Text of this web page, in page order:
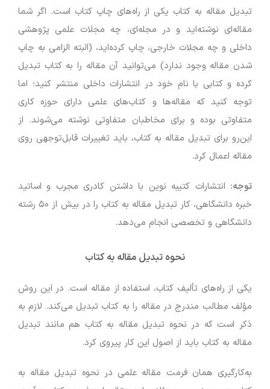
تبدیل مقاله به کتاب یکی از راه‌های چاپ کتاب است. اگر شما
مقاله‌ای نوشته‌اید و در مجله‌ای، چه مجلات علمی پژوهشی
داخلی و چه مجلات خارجی، چاپ کرده‌اید، (البته الزامی به چاپ
شدن مقاله وجود ندارد) می‌توانید آن مقاله را به کتاب تبدیل
کرده و کتابی با نام خود در انتشارات داخلی منتشر کنید؛ اما
توجه کنید که مقاله‌ها و کتاب‌های علمی دارای حوزه کاری
متفاوتی بوده و برای مخاطبان متفاوتی نوشته می‌شوند. از
این‌رو برای تبدیل مقاله به کتاب، باید تغییرات قابل‌توجهی روی
مقاله اعمال کرد.
توجه: انتشارات کتیبه نوین با داشتن کادری مجرب و اساتید
خبره دانشگاهی، کار تبدیل مقاله به کتاب را در بیش از ۵۰ رشته
دانشگاهی و تخصصی انجام می‌دهد.
نحوه تبدیل مقاله به کتاب
یکی از راه‌های تألیف کتاب، استفاده از مقاله است. در این روش
مؤلف مطالب مندرج در مقاله را به کتاب تبدیل می‌کند. لازم به
ذکر است که در نحوه تبدیل مقاله به کتاب هم مانند تبدیل
مقاله به کتاب باید از اصول این کار پیروی کرد.
به‌کارگیری همان فرمت مقاله علمی در نحوه تبدیل مقاله به